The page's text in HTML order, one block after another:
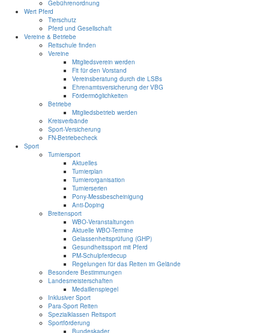
Gebührenordnung
Wert Pferd
Tierschutz
Pferd und Gesellschaft
Vereine & Betriebe
Reitschule finden
Vereine
Mitgliedsverein werden
Fit für den Vorstand
Vereinsberatung durch die LSBs
Ehrenamtsversicherung der VBG
Fördermöglichkeiten
Betriebe
Mitgliedsbetrieb werden
Kreisverbände
Sport-Versicherung
FN-Betriebecheck
Sport
Turniersport
Aktuelles
Turnierplan
Turnierorganisation
Turnierserien
Pony-Messbescheinigung
Anti-Doping
Breitensport
WBO-Veranstaltungen
Aktuelle WBO-Termine
Gelassenheitsprüfung (GHP)
Gesundheitssport mit Pferd
PM-Schulpferdecup
Regelungen für das Reiten im Gelände
Besondere Bestimmungen
Landesmeisterschaften
Medaillenspiegel
Inklusiver Sport
Para-Sport Reiten
Spezialklassen Reitsport
Sportförderung